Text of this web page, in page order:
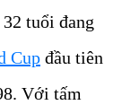
tuổi đang
Cup đầu tiên
Với tấm